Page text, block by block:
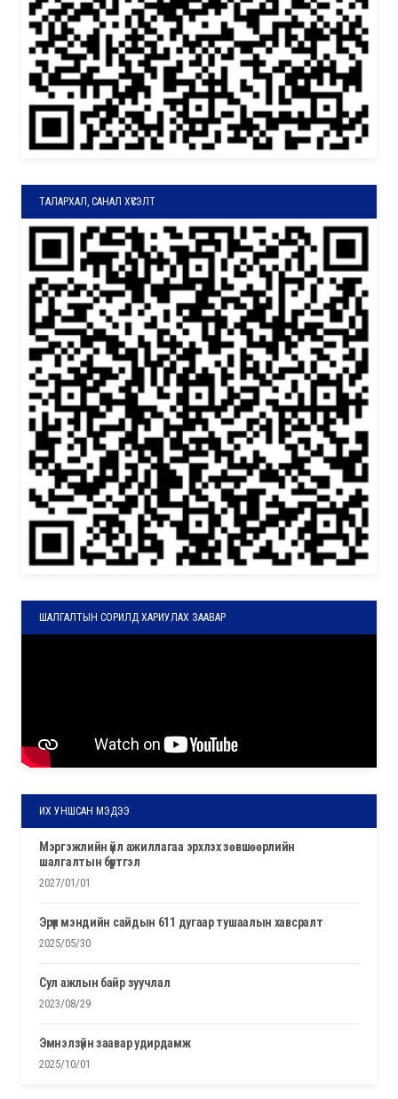
ТАЛАРХАЛ, САНАЛ ХҮСЭЛТ
ШАЛГАЛТЫН СОРИЛД ХАРИУЛАХ ЗААВАР
ИХ УНШСАН МЭДЭЭ
мэргэжлийн үйл ажиллагаа эрхлэх зөвшөөрлийн
шалгалтын бүртгэл
2027/01/01
эрүүл мэндийн сайдын 611 дугаар тушаалын хавсралт
2025/05/30
сул ажлын байр зуучлал
2023/08/29
эмнэлзүйн заавар удирдамж
2025/10/01